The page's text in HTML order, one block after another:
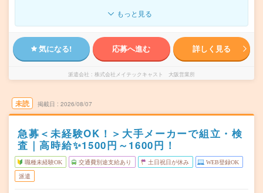
もっと見る
気になる! 応募へ進む 詳しく見る
派遣会社 株式会社メイテックキャスト 大阪営業所
未読 掲載日 2026/08/07
急募＜未経験OK！＞大手メーカーで組立・検
査｜高時給✨1500円～1600円！
職種未経験OK 交通費別途支給あり 土日祝日が休み WEB登録OK
派遣